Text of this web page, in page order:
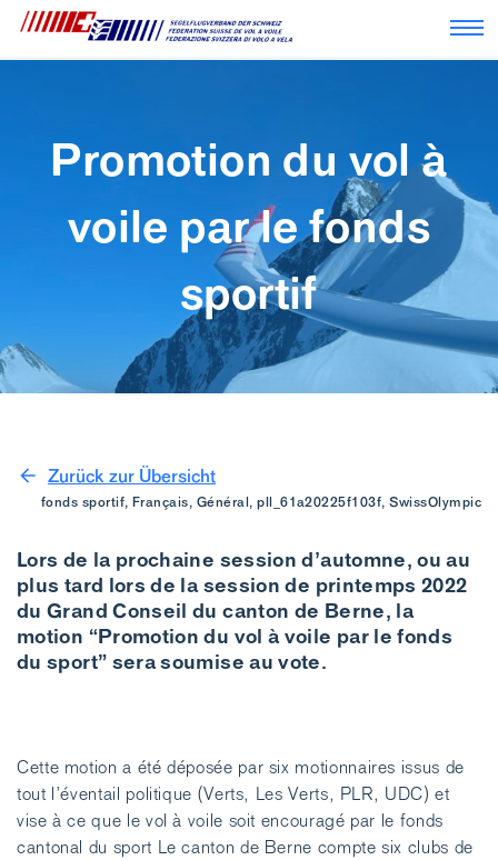
Promotion du vol à
voile par le fonds
sportif
Zurück zur Übersicht
fonds sportif, Français, Général, pll_61a20225f103f, SwissOlympic
Lors de la prochaine session d’automne, ou au
plus tard lors de la session de printemps 2022
du Grand Conseil du canton de Berne, la
motion “Promotion du vol à voile par le fonds
du sport” sera soumise au vote.
Cette motion a été déposée par six motionnaires issus de
tout l’éventail politique (Verts, Les Verts, PLR, UDC) et
vise à ce que le vol à voile soit encouragé par le fonds
cantonal du sport Le canton de Berne compte six clubs de